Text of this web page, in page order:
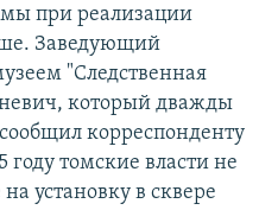
при реализации
Заведующий
"Следственная
который дважды
корреспонденту
году томские власти не
установку в сквере